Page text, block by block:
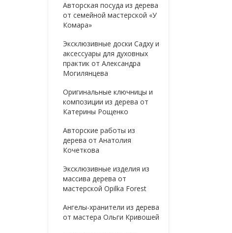
Авторская посуда из дерева
от семейной мастерской «У
Комара»
Эксклюзивные доски Садху и
аксессуары для духовных
практик от Александра
Могилянцева
Оригинальные ключницы и
композиции из дерева от
Катерины Рощенко
Авторские работы из
дерева от Анатолия
Кочеткова
Эксклюзивные изделия из
массива дерева от
мастерской Opilka Forest
Ангелы-хранители из дерева
от мастера Ольги Кривошей